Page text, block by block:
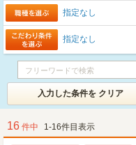
指定なし
指定なし
入力した条件を クリア
16 件中 1-16件目表示